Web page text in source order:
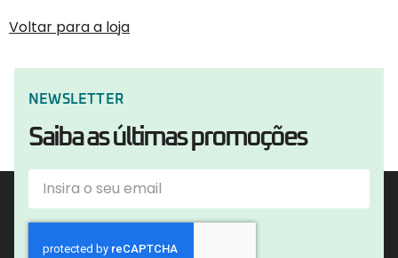
Voltar para a loja
NEWSLETTER
Saiba as últimas promoções